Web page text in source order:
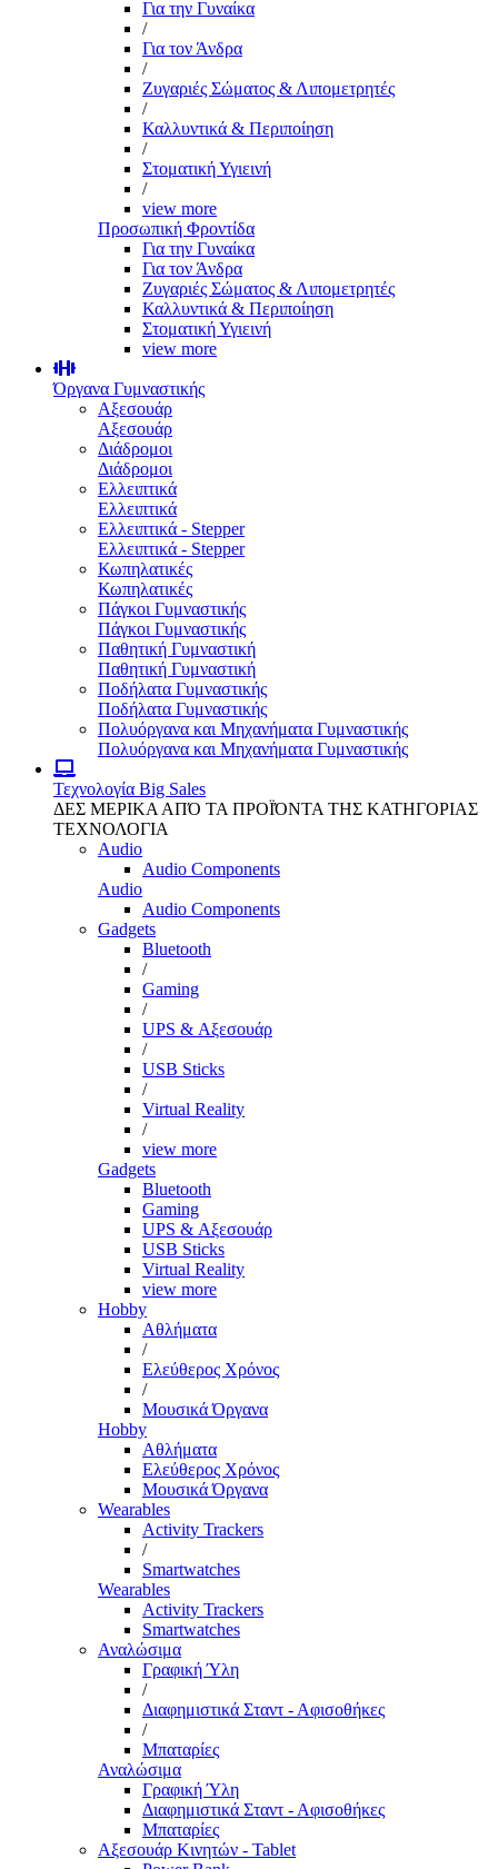
Για την Γυναίκα
/
Για τον Άνδρα
/
Ζυγαριές Σώματος & Λιπομετρητές
/
Καλλυντικά & Περιποίηση
/
Στοματική Υγιεινή
/
view more
Προσωπική Φροντίδα
Για την Γυναίκα
Για τον Άνδρα
Ζυγαριές Σώματος & Λιπομετρητές
Καλλυντικά & Περιποίηση
Στοματική Υγιεινή
view more
Όργανα Γυμναστικής
Αξεσουάρ
Αξεσουάρ
Διάδρομοι
Διάδρομοι
Ελλειπτικά
Ελλειπτικά
Ελλειπτικά - Stepper
Ελλειπτικά - Stepper
Κωπηλατικές
Κωπηλατικές
Πάγκοι Γυμναστικής
Πάγκοι Γυμναστικής
Παθητική Γυμναστική
Παθητική Γυμναστική
Ποδήλατα Γυμναστικής
Ποδήλατα Γυμναστικής
Πολυόργανα και Μηχανήματα Γυμναστικής
Πολυόργανα και Μηχανήματα Γυμναστικής
Τεχνολογία Big Sales
ΔΕΣ ΜΕΡΙΚΑ ΑΠΌ ΤΑ ΠΡΟΪΌΝΤΑ ΤΗΣ ΚΑΤΗΓΟΡΙΑΣ
ΤΕΧΝΟΛΟΓΙΑ
Audio
Audio Components
Audio
Audio Components
Gadgets
Bluetooth
/
Gaming
/
UPS & Αξεσουάρ
/
USB Sticks
/
Virtual Reality
/
view more
Gadgets
Bluetooth
Gaming
UPS & Αξεσουάρ
USB Sticks
Virtual Reality
view more
Hobby
Αθλήματα
/
Ελεύθερος Χρόνος
/
Μουσικά Όργανα
Hobby
Αθλήματα
Ελεύθερος Χρόνος
Μουσικά Όργανα
Wearables
Activity Trackers
/
Smartwatches
Wearables
Activity Trackers
Smartwatches
Αναλώσιμα
Γραφική Ύλη
/
Διαφημιστικά Σταντ - Αφισοθήκες
/
Μπαταρίες
Αναλώσιμα
Γραφική Ύλη
Διαφημιστικά Σταντ - Αφισοθήκες
Μπαταρίες
Αξεσουάρ Κινητών - Tablet